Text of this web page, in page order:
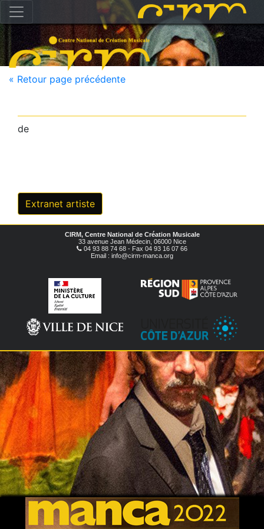
« Retour page précédente
de
Extranet artiste
CIRM, Centre National de Création Musicale
33 avenue Jean Médecin, 06000 Nice
04 93 88 74 68 - Fax 04 93 16 07 66
Email : info@cirm-manca.org